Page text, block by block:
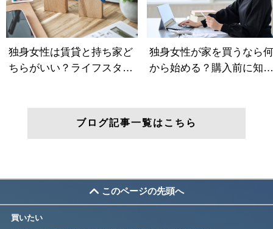
ブログ記事一覧はこちら
このページの先頭へ
買いたい